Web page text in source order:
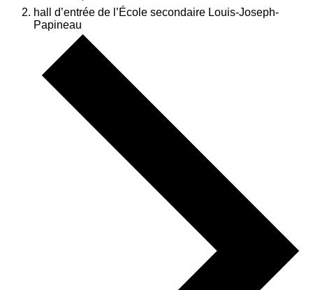
hall d’entrée de l’École secondaire Louis-Joseph-
Papineau